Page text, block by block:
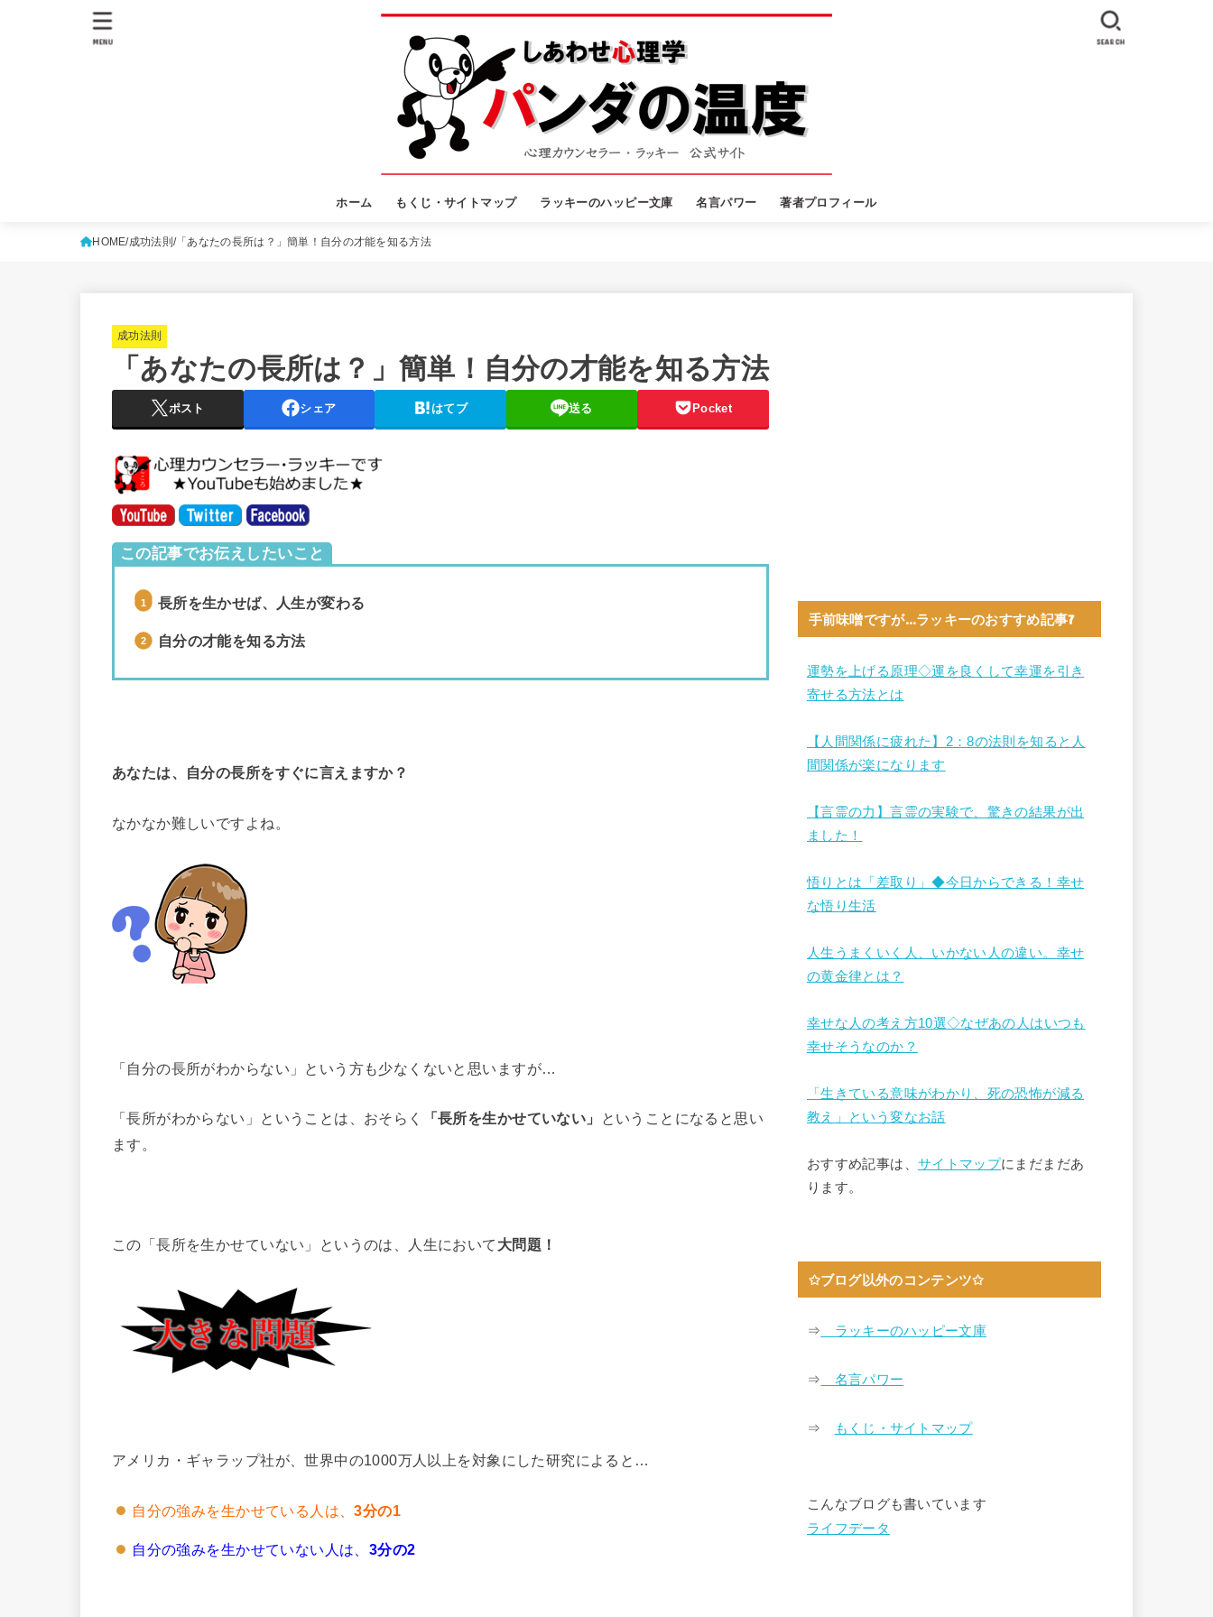
ホーム もくじ・サイトマップ ラッキーのハッピー文庫 名言パワー 著者プロフィール
SEARCH
MENU
HOME 成功法則 「あなたの長所は？」簡単！自分の才能を知る方法
成功法則
「あなたの長所は？」簡単！自分の才能を知る方法
ポスト シェア はてブ 送る Pocket
この記事でお伝えしたいこと
長所を生かせば、人生が変わる
自分の才能を知る方法
あなたは、自分の長所をすぐに言えますか？
なかなか難しいですよね。
「自分の長所がわからない」という方も少なくないと思いますが…
「長所がわからない」ということは、おそらく 「長所を生かせていない」
ということになると思い
ます。
この「長所を生かせていない」というのは、人生において 大問題！
アメリカ・ギャラップ社が、世界中の1000万人以上を対象にした研究によると…
自分の強みを生かせている人は、3分の1
自分の強みを生かせていない人は、 3分の2
手前味噌ですが…ラッキーのおすすめ記事7
運勢を上げる原理◇運を良くして幸運を引き
寄せる方法とは
【人間関係に疲れた】2：8の法則を知ると人
間関係が楽になります
【言霊の力】言霊の実験で、驚きの結果が出
ました！
悟りとは「差取り」◆今日からできる！幸せ
な悟り生活
人生うまくいく人、いかない人の違い。幸せ
の黄金律とは？
幸せな人の考え方10選◇なぜあの人はいつも
幸せそうなのか？
「生きている意味がわかり、死の恐怖が減る
教え」という変なお話
おすすめ記事は、 サイトマップにまだまだあ
ります。
✩ブログ以外のコンテンツ✩
⇒ ラッキーのハッピー文庫
⇒ 名言パワー
⇒ もくじ・サイトマップ
こんなブログも書いています
ライフデータ